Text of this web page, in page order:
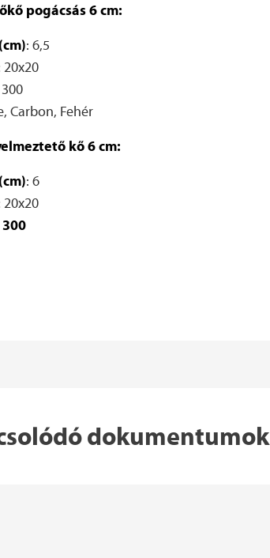
pogácsás 6 cm:
: 6,5
20x20
Carbon, Fehér
kő 6 cm:
: 6
20x20
dokumentumok